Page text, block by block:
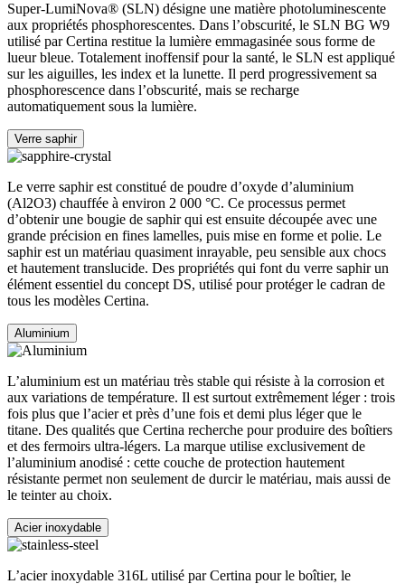
Super-LumiNova® (SLN) désigne une matière photoluminescente
aux propriétés phosphorescentes. Dans l’obscurité, le SLN BG W9
utilisé par Certina restitue la lumière emmagasinée sous forme de
lueur bleue. Totalement inoffensif pour la santé, le SLN est appliqué
sur les aiguilles, les index et la lunette. Il perd progressivement sa
phosphorescence dans l’obscurité, mais se recharge
automatiquement sous la lumière.
Verre saphir
Le verre saphir est constitué de poudre d’oxyde d’aluminium
(Al2O3) chauffée à environ 2 000 °C. Ce processus permet
d’obtenir une bougie de saphir qui est ensuite découpée avec une
grande précision en fines lamelles, puis mise en forme et polie. Le
saphir est un matériau quasiment inrayable, peu sensible aux chocs
et hautement translucide. Des propriétés qui font du verre saphir un
élément essentiel du concept DS, utilisé pour protéger le cadran de
tous les modèles Certina.
Aluminium
L’aluminium est un matériau très stable qui résiste à la corrosion et
aux variations de température. Il est surtout extrêmement léger : trois
fois plus que l’acier et près d’une fois et demi plus léger que le
titane. Des qualités que Certina recherche pour produire des boîtiers
et des fermoirs ultra-légers. La marque utilise exclusivement de
l’aluminium anodisé : cette couche de protection hautement
résistante permet non seulement de durcir le matériau, mais aussi de
le teinter au choix.
Acier inoxydable
L’acier inoxydable 316L utilisé par Certina pour le boîtier, le